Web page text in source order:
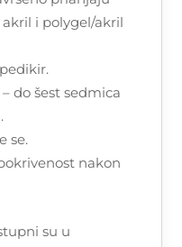
i polygel/akril
do šest sedmica
se.
nakon
su u